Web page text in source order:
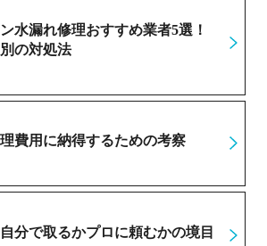
水漏れ修理おすすめ業者5選！
の対処法
費用に納得するための考察
分で取るかプロに頼むかの境目